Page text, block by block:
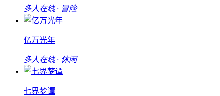
多人在线 · 冒险
亿万光年
多人在线 · 休闲
七界梦谭